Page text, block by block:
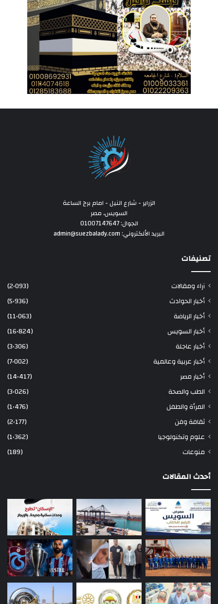
الزراير - شارع النيل - امام برج الساعة
السويس، مصر
الجوال: 01007147647
البريد الألكتروني: admin@suezbalady.com
تصنيفات
آراء ومقالات
(2٬093)
أخبار الحوادث
(5٬936)
أخبار الرياضة
(11٬063)
أخبار السويس
(16٬824)
أخبار عاجلة
(3٬306)
أخبار عربية وعالمية
(7٬002)
أخبار مصر
(14٬417)
الطب والصحة
(3٬026)
المرأة والطفل
(1٬476)
ثقافة وفن
(2٬177)
علوم وتكنولوجيا
(1٬362)
منوعات
(189)
أحدث المقالات